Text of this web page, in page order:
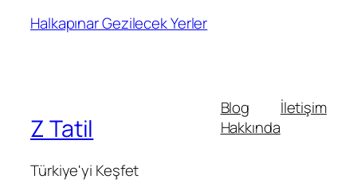
Halkapınar Gezilecek Yerler
Z Tatil
Türkiye'yi Keşfet
Blog
Hakkında
İletişim